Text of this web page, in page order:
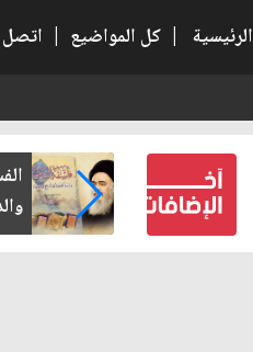
الرئيسية | كل المواضيع | اتصل
الحضارات